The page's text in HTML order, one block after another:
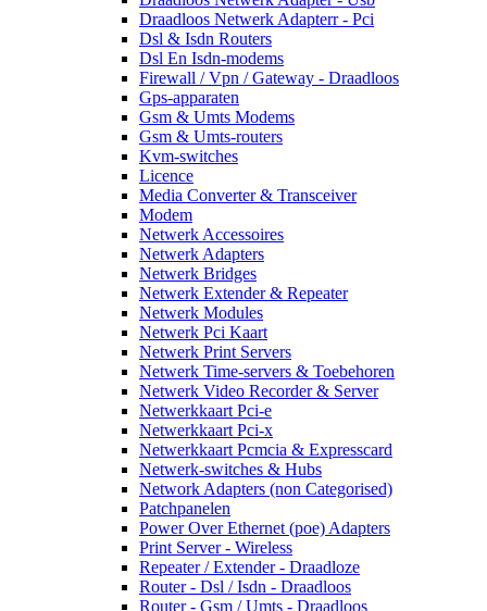
Draadloos Netwerk Adapterr - Pci
Dsl & Isdn Routers
Dsl En Isdn-modems
Firewall / Vpn / Gateway - Draadloos
Gps-apparaten
Gsm & Umts Modems
Gsm & Umts-routers
Kvm-switches
Licence
Media Converter & Transceiver
Modem
Netwerk Accessoires
Netwerk Adapters
Netwerk Bridges
Netwerk Extender & Repeater
Netwerk Modules
Netwerk Pci Kaart
Netwerk Print Servers
Netwerk Time-servers & Toebehoren
Netwerk Video Recorder & Server
Netwerkkaart Pci-e
Netwerkkaart Pci-x
Netwerkkaart Pcmcia & Expresscard
Netwerk-switches & Hubs
Network Adapters (non Categorised)
Patchpanelen
Power Over Ethernet (poe) Adapters
Print Server - Wireless
Repeater / Extender - Draadloze
Router - Dsl / Isdn - Draadloos
Router - Gsm / Umts - Draadloos